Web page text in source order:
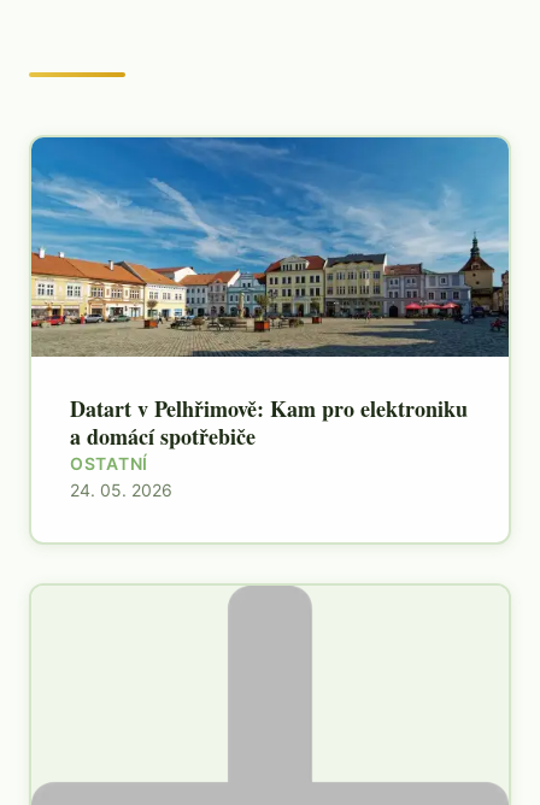
Datart v Pelhřimově: Kam pro elektroniku
a domácí spotřebiče
OSTATNÍ
24. 05. 2026